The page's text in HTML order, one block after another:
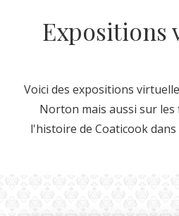
Expositions
Voici des expositions
Norton mais aussi sur
l'histoire de Coaticook